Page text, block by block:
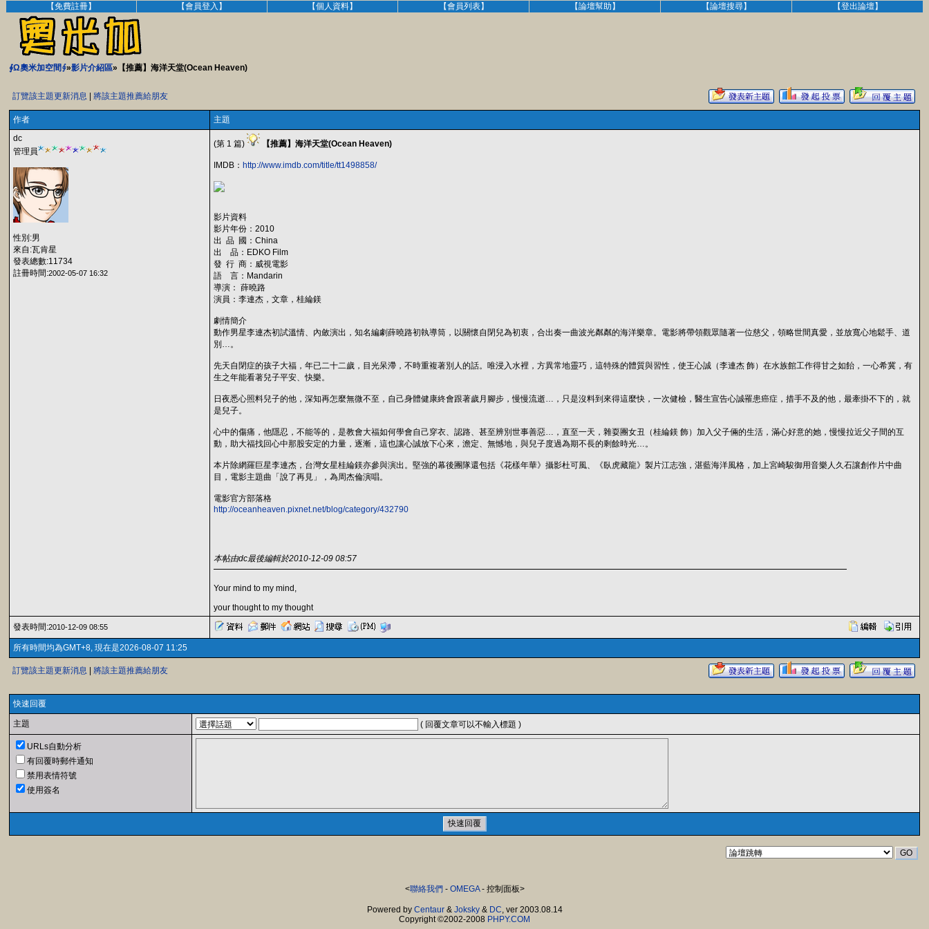
【免費註冊】 【會員登入】 【個人資料】 【會員列表】 【論壇幫助】 【論壇搜尋】 【登出論壇】
∮Ω奧米加空間∮»影片介紹區»【推薦】海洋天堂(Ocean Heaven)
訂覽該主題更新消息 將該主題推薦給朋友
作者
主題
dc
管理員
性別:男
來自:瓦肯星
發表總數:11734
註冊時間:2002-05-07 16:32
(第 1 篇) 【推薦】海洋天堂(Ocean Heaven)
IMDB： http://www.imdb.com/title/tt1498858/
影片資料
影片年份：2010
出 品 國：China
出 品：EDKO Film
發 行 商：威視電影
語 言：Mandarin
導演： 薛曉路
演員：李連杰，文章，桂綸鎂
劇情簡介
動作男星李連杰初試溫情、內斂演出，知名編劇薛曉路初執導筒，以關懷自閉兒為初衷，合出奏一曲波光粼粼的海洋樂章。電影將帶領觀眾隨著一位慈父，領略世間真愛，並放寬心地鬆手、道
別…。
先天自閉症的孩子大福，年已二十二歲，目光呆滯，不時重複著別人的話。唯浸入水裡，方異常地靈巧，這特殊的體質與習性，使王心誠（李連杰 飾）在水族館工作得甘之如飴，一心希冀，有
生之年能看著兒子平安、快樂。
日夜悉心照料兒子的他，深知再怎麼無微不至，自己身體健康終會跟著歲月腳步，慢慢流逝…，只是沒料到來得這麼快，一次健檢，醫生宣告心誠罹患癌症，措手不及的他，最牽掛不下的，就
是兒子。
心中的傷痛，他隱忍，不能等的，是教會大福如何學會自己穿衣、認路、甚至辨別世事善惡…，直至一天，雜耍團女丑（桂綸鎂 飾）加入父子倆的生活，滿心好意的她，慢慢拉近父子間的互
動，助大福找回心中那股安定的力量，逐漸，這也讓心誠放下心來，澹定、無憾地，與兒子度過為期不長的剩餘時光…。
本片除網羅巨星李連杰，台灣女星桂綸鎂亦參與演出。堅強的幕後團隊還包括《花樣年華》攝影杜可風、《臥虎藏龍》製片江志強，湛藍海洋風格，加上宮崎駿御用音樂人久石讓創作片中曲
目，電影主題曲「說了再見」，為周杰倫演唱。
電影官方部落格
http://oceanheaven.pixnet.net/blog/category/432790
本帖由dc最後編輯於2010-12-09 08:57
Your mind to my mind,
your thought to my thought
發表時間:2010-12-09 08:55
所有時間均為GMT+8, 現在是2026-08-07 11:25
訂覽該主題更新消息 將該主題推薦給朋友
快速回覆
主題 ( 回覆文章可以不輸入標題 )
URLs自動分析
有回覆時郵件通知
禁用表情符號
使用簽名
<聯絡我們 - OMEGA- 控制面板>
Powered by Centaur& Joksky& DC, ver 2003.08.14
Copyright ©2002-2008 PHPY.COM